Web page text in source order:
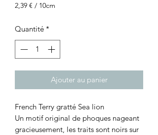
2,39 € / 10cm
10
Centimètres
Quantité *
Ajouter au panier
French Terry gratté Sea lion
Un motif original de phoques nageant
gracieusement, les traits sont noirs sur